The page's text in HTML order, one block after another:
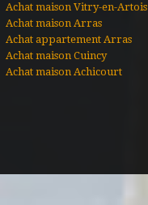
Achat maison Vitry-en-Artois
Achat maison Arras
Achat appartement Arras
Achat maison Cuincy
Achat maison Achicourt